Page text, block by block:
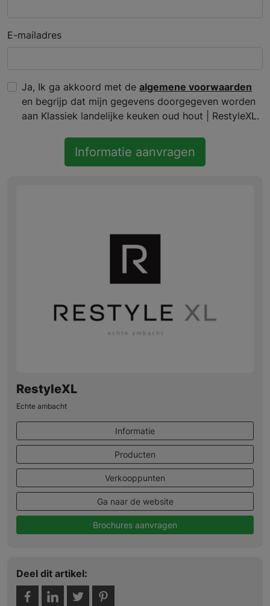
E-mailadres
Ja, Ik ga akkoord met de algemene voorwaarden
en begrijp dat mijn gegevens doorgegeven worden
aan Klassiek landelijke keuken oud hout | RestyleXL.
Informatie aanvragen
RestyleXL
Echte ambacht
Informatie
Producten
Verkooppunten
Ga naar de website
Brochures aanvragen
Deel dit artikel: